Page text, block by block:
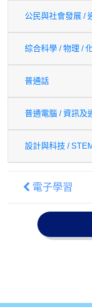
公民與社會發展 /
綜合科學 / 物理 /
普通話
普通電腦 / 資訊及
設計與科技 /
電子學習